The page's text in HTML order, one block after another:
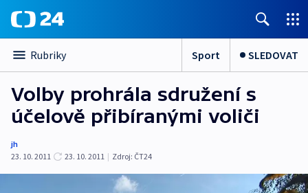
Rubriky Sport SLEDOVAT
Volby prohrála sdružení s
účelově přibíranými voliči
jh
23. 10. 2011
23. 10. 2011 | Zdroj: ČT24